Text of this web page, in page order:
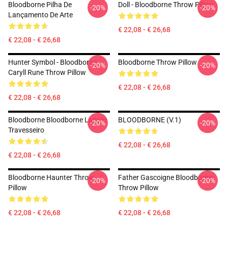
Bloodborne Pilha De
Lançamento De Arte
€ 22,08 - € 26,68
-20% Doll - Bloodborne Throw Pillow
€ 22,08 - € 26,68
-20%
Hunter Symbol - Bloodborne
Caryll Rune Throw Pillow
€ 22,08 - € 26,68
-20% Bloodborne Throw Pillow
€ 22,08 - € 26,68
-20%
Bloodborne Bloodborne Lançar
Travesseiro
€ 22,08 - € 26,68
-20% BLOODBORNE (v.1)
€ 22,08 - € 26,68
-20%
Bloodborne Haunter Throw
Pillow
€ 22,08 - € 26,68
-20%
Father Gascoigne Bloodborne
Throw Pillow
€ 22,08 - € 26,68
-20%